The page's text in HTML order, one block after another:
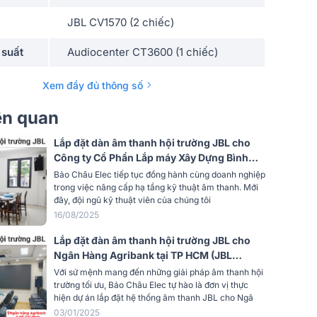
JBL CV1570 (2 chiếc)
Audiocenter CT3600 (1 chiếc)
Alto Live 802 (1 chiếc)
Alto TS18S (1 chiếc)
10U Mixer (Gỗ)
Xem đầy đủ thông số
quan
Lắp đặt dàn âm thanh hội trường JBL cho
Công ty Cổ Phần Lắp máy Xây Dựng Bình
Minh tại Thanh Hóa (JBL MTS12, Kinghouse
T4-1300, Kinghouse D2A-600..)
Bảo Châu Elec tiếp tục đồng hành cùng doanh nghiệp
trong việc nâng cấp hạ tầng kỹ thuật âm thanh. Mới
đây, đội ngũ kỹ thuật viên của chúng tôi
16/08/2025
Lắp đặt đàn âm thanh hội trường JBL cho
Ngân Hàng Agribank tại TP HCM (JBL
MTS12, JBL V8, JBL VX8, JBL Pasion 12SP,
JBL VM300...)
Với sứ mệnh mang đến những giải pháp âm thanh hội
trường tối ưu, Bảo Châu Elec tự hào là đơn vị thực
hiện dự án lắp đặt hệ thống âm thanh JBL cho Ngâ
03/01/2025